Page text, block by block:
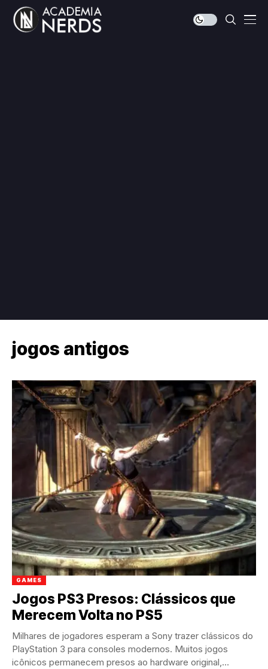
jogos antigos
GAMES
Jogos PS3 Presos: Clássicos que
Merecem Volta no PS5
Milhares de jogadores esperam a Sony trazer clássicos do
PlayStation 3 para consoles modernos. Muitos jogos
icônicos permanecem presos ao hardware original,